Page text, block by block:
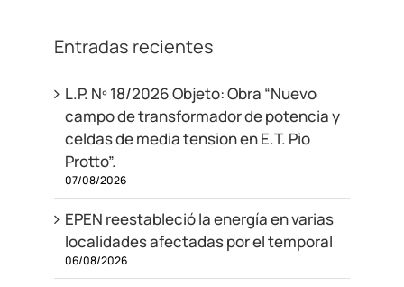
Entradas recientes
L.P. Nº 18/2026 Objeto: Obra “Nuevo
campo de transformador de potencia y
celdas de media tension en E.T. Pio
Protto”.
07/08/2026
EPEN reestableció la energía en varias
localidades afectadas por el temporal
06/08/2026